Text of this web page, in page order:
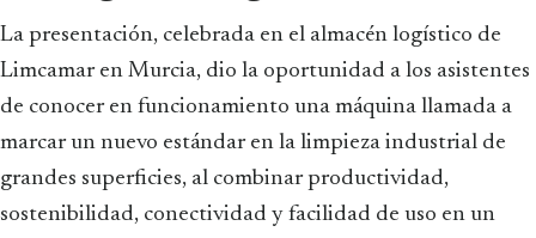
La presentación, celebrada en el almacén logístico de
Limcamar en Murcia, dio la oportunidad a los asistentes
de conocer en funcionamiento una máquina llamada a
marcar un nuevo estándar en la limpieza industrial de
grandes superficies, al combinar productividad,
sostenibilidad, conectividad y facilidad de uso en un